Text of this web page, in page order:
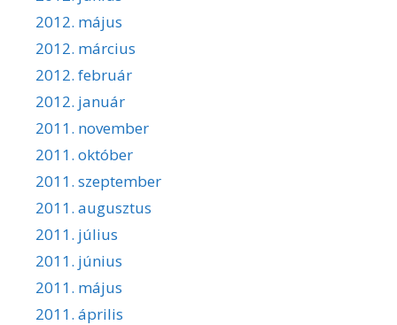
2012. május
2012. március
2012. február
2012. január
2011. november
2011. október
2011. szeptember
2011. augusztus
2011. július
2011. június
2011. május
2011. április